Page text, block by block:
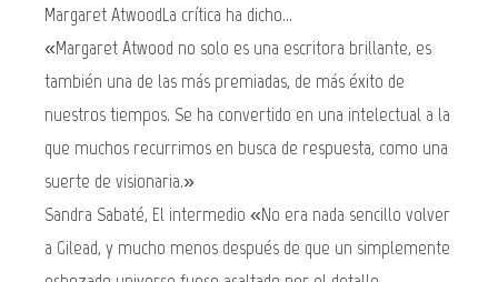
Margaret AtwoodLa crítica ha dicho...
«Margaret Atwood no solo es una escritora brillante, es
también una de las más premiadas, de más éxito de
nuestros tiempos. Se ha convertido en una intelectual a la
que muchos recurrimos en busca de respuesta, como una
suerte de visionaria.»
Sandra Sabaté, El intermedio «No era nada sencillo volver
a Gilead, y mucho menos después de que un simplemente